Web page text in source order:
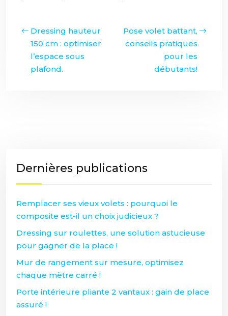
Dressing hauteur
150 cm : optimiser
l’espace sous
plafond.
Pose volet battant,
conseils pratiques
pour les
débutants!
Dernières publications
Remplacer ses vieux volets : pourquoi le
composite est-il un choix judicieux ?
Dressing sur roulettes, une solution astucieuse
pour gagner de la place !
Mur de rangement sur mesure, optimisez
chaque mètre carré !
Porte intérieure pliante 2 vantaux : gain de place
assuré !